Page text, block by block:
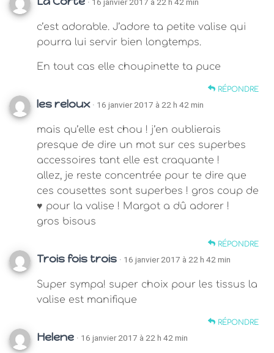
c’est adorable. J’adore ta petite valise qui
pourra lui servir bien longtemps.
En tout cas elle choupinette ta puce
RÉPONDRE
les reloux · 16 janvier 2017 à 22 h 42 min
mais qu’elle est chou ! j’en oublierais
presque de dire un mot sur ces superbes
accessoires tant elle est craquante !
allez, je reste concentrée pour te dire que
ces cousettes sont superbes ! gros coup de
♥ pour la valise ! Margot a dû adorer !
gros bisous
RÉPONDRE
Trois fois trois · 16 janvier 2017 à 22 h 42 min
Super sympa! super choix pour les tissus la
valise est manifique
RÉPONDRE
Helene · 16 janvier 2017 à 22 h 42 min